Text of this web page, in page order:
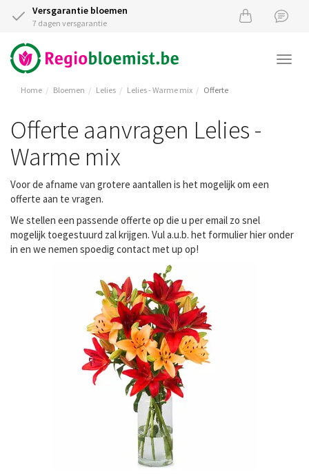
Versgarantie bloemen
7 dagen versgarantie
Home Bloemen Lelies Lelies - Warme mix Offerte
Offerte aanvragen Lelies -
Warme mix
Voor de afname van grotere aantallen is het mogelijk om een
offerte aan te vragen.
We stellen een passende offerte op die u per email zo snel
mogelijk toegestuurd zal krijgen. Vul a.u.b. het formulier hier onder
in en we nemen spoedig contact met up op!